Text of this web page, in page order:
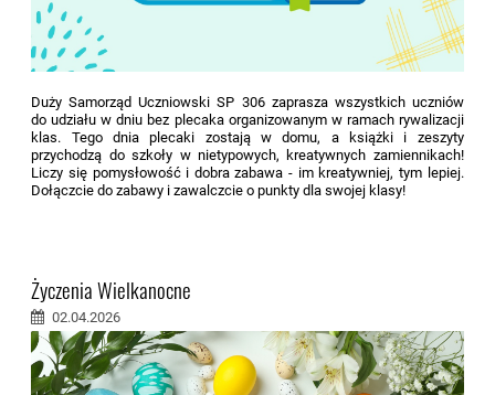
Duży Samorząd Uczniowski SP 306 zaprasza wszystkich uczniów
do udziału w dniu bez plecaka organizowanym w ramach rywalizacji
klas. Tego dnia plecaki zostają w domu, a książki i zeszyty
przychodzą do szkoły w nietypowych, kreatywnych zamiennikach!
Liczy się pomysłowość i dobra zabawa - im kreatywniej, tym lepiej.
Dołączcie do zabawy i zawalczcie o punkty dla swojej klasy!
Życzenia Wielkanocne
02.04.2026